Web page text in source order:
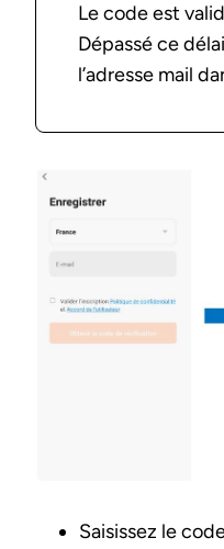
Le code est
Dépassé ce
l’adresse mail
Saisissez le